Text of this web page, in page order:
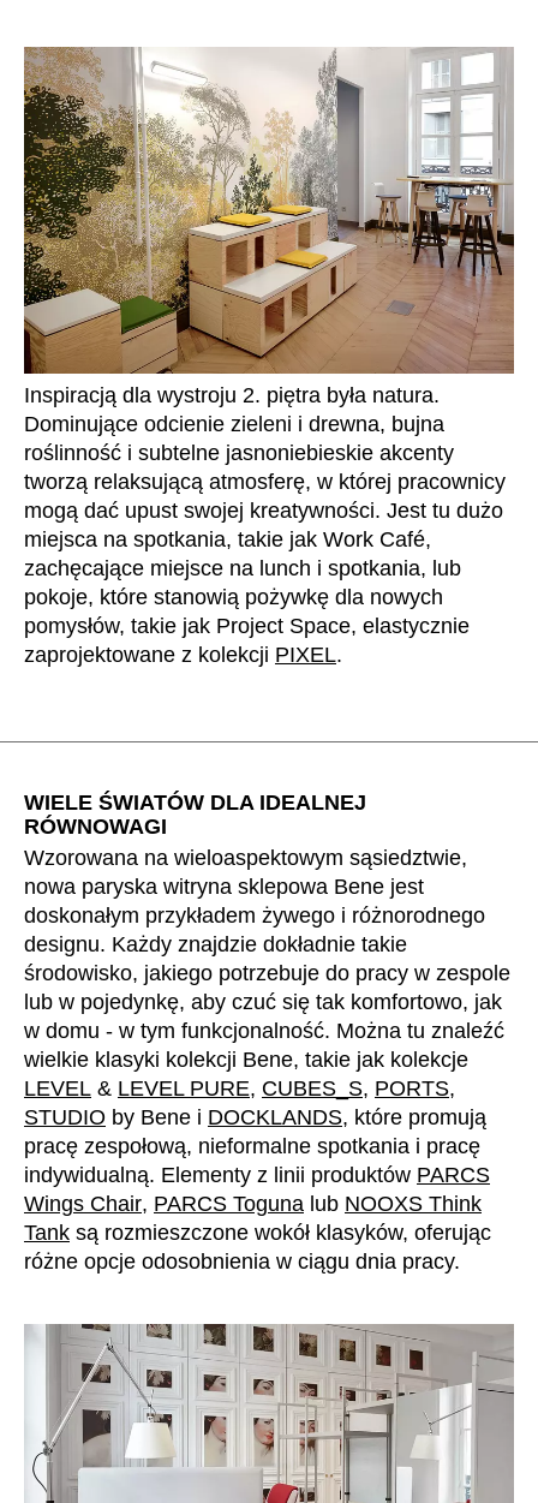
Inspiracją dla wystroju 2. piętra była natura.
Dominujące odcienie zieleni i drewna, bujna
roślinność i subtelne jasnoniebieskie akcenty
tworzą relaksującą atmosferę, w której pracownicy
mogą dać upust swojej kreatywności. Jest tu dużo
miejsca na spotkania, takie jak Work Café,
zachęcające miejsce na lunch i spotkania, lub
pokoje, które stanowią pożywkę dla nowych
pomysłów, takie jak Project Space, elastycznie
zaprojektowane z kolekcji PIXEL.
WIELE ŚWIATÓW DLA IDEALNEJ
RÓWNOWAGI
Wzorowana na wieloaspektowym sąsiedztwie,
nowa paryska witryna sklepowa Bene jest
doskonałym przykładem żywego i różnorodnego
designu. Każdy znajdzie dokładnie takie
środowisko, jakiego potrzebuje do pracy w zespole
lub w pojedynkę, aby czuć się tak komfortowo, jak
w domu - w tym funkcjonalność. Można tu znaleźć
wielkie klasyki kolekcji Bene, takie jak kolekcje
LEVEL & LEVEL PURE, CUBES_S, PORTS,
STUDIO by Bene i DOCKLANDS, które promują
pracę zespołową, nieformalne spotkania i pracę
indywidualną. Elementy z linii produktów PARCS
Wings Chair, PARCS Toguna lub NOOXS Think
Tank są rozmieszczone wokół klasyków, oferując
różne opcje odosobnienia w ciągu dnia pracy.